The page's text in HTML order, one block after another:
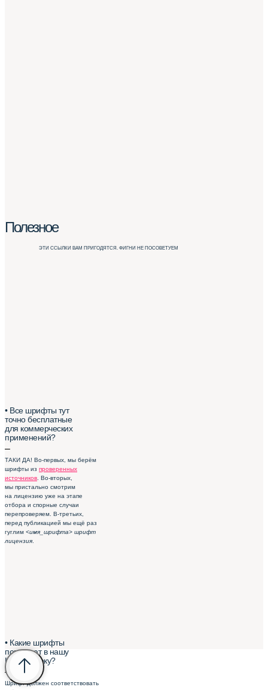
• Все шрифты тут
точно бесплатные
для коммерческих
применений?
–
ТАКИ ДА! Во-первых, мы берём
шрифты из проверенных
источников . Во-вторых,
мы пристально смотрим
на лицензию уже на этапе
отбора и спорные случаи
перепроверяем. В-третьих,
перед публикацией мы ещё раз
гуглим <имя_шрифта> шрифт
лицензия
• Какие шрифты
попадают в нашу
Шрифтотеку?
–
Шрифт должен соответствовать
Полезное
ЭТИ ССЫЛКИ ВАМ ПРИГОДЯТСЯ. ФИГНИ НЕ ПОСОВЕТУЕМ